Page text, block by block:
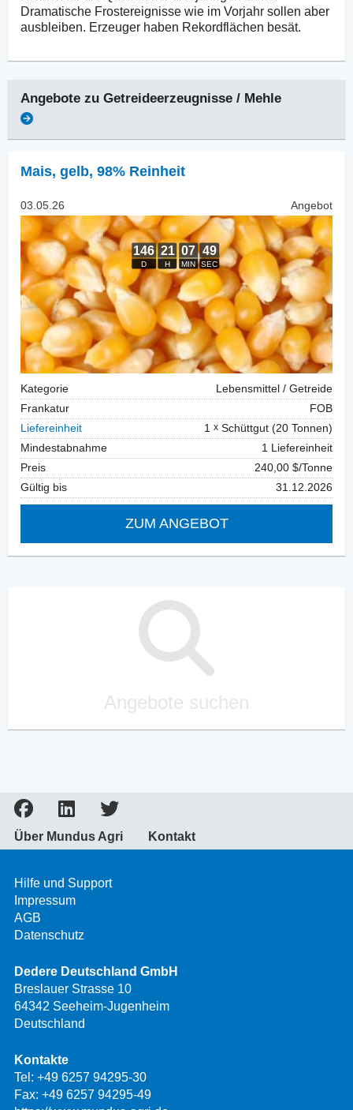
Dramatische Frostereignisse wie im Vorjahr sollen aber
ausbleiben. Erzeuger haben Rekordflächen besät.
Angebote zu Getreideerzeugnisse / Mehle
Mais, gelb, 98% Reinheit
03.05.26 Angebot
Kategorie
Lebensmittel / Getreide
Frankatur
FOB
Liefereinheit
1
Schüttgut (20 Tonnen)
Mindestabnahme
1 Liefereinheit
Preis
240,00 $/Tonne
Gültig bis
31.12.2026
ZUM ANGEBOT
Angebote suchen
Über Mundus Agri Kontakt
Hilfe und Support
Impressum
AGB
Datenschutz
Dedere Deutschland GmbH
Breslauer Strasse 10
64342 Seeheim-Jugenheim
Deutschland
Kontakte
Tel: +49 6257 94295-30
Fax: +49 6257 94295-49